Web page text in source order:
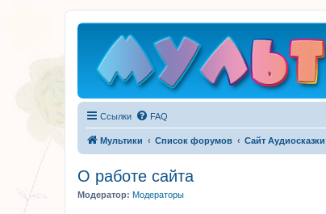
Ссылки FAQ
Мультики Список форумов Сайт Аудиосказки
О работе сайта
Модератор: Модераторы